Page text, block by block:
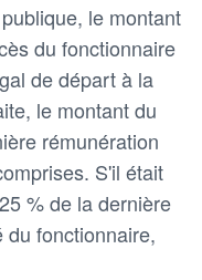
le montant
du fonctionnaire
de départ à la
le montant du
rémunération
S'il était
% de la dernière
du fonctionnaire,